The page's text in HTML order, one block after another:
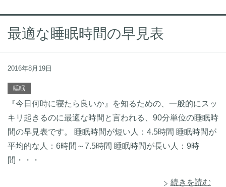
最適な睡眠時間の早見表
2016年8月19日
睡眠
『今日何時に寝たら良いか』を知るための、一般的にスッ
キリ起きるのに最適な時間と言われる、90分単位の睡眠時
間の早見表です。 睡眠時間が短い人：4.5時間 睡眠時間が
平均的な人：6時間～7.5時間 睡眠時間が長い人：9時
間・・・
続きを読む